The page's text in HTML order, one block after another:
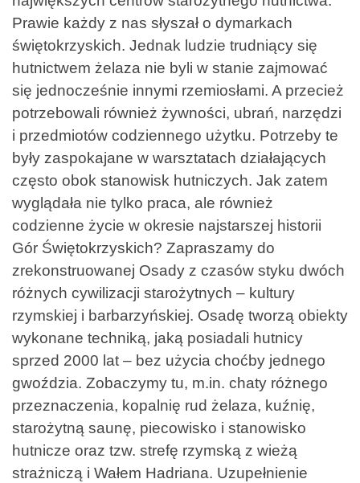
Prawie każdy z nas słyszał o dymarkach
świętokrzyskich. Jednak ludzie trudniący się
hutnictwem żelaza nie byli w stanie zajmować
się jednocześnie innymi rzemiosłami. A przecież
potrzebowali również żywności, ubrań, narzędzi
i przedmiotów codziennego użytku. Potrzeby te
były zaspokajane w warsztatach działających
często obok stanowisk hutniczych. Jak zatem
wyglądała nie tylko praca, ale również
codzienne życie w okresie najstarszej historii
Gór Świętokrzyskich? Zapraszamy do
zrekonstruowanej Osady z czasów styku dwóch
różnych cywilizacji starożytnych – kultury
rzymskiej i barbarzyńskiej. Osadę tworzą obiekty
wykonane techniką, jaką posiadali hutnicy
sprzed 2000 lat – bez użycia choćby jednego
gwoździa. Zobaczymy tu, m.in. chaty różnego
przeznaczenia, kopalnię rud żelaza, kuźnię,
starożytną saunę, piecowisko i stanowisko
hutnicze oraz tzw. strefę rzymską z wieżą
strażniczą i Wałem Hadriana. Uzupełnienie